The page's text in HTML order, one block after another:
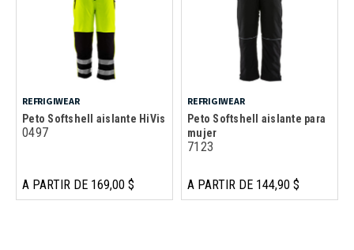
REFRIGIWEAR
Peto Softshell aislante HiVis
0497
A PARTIR DE 169,00 $
REFRIGIWEAR
Peto Softshell aislante para
mujer
7123
A PARTIR DE 144,90 $